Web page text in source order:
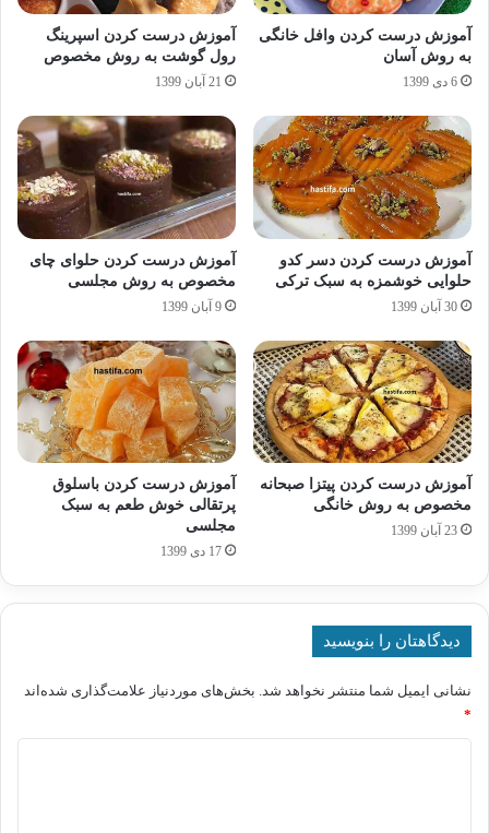
آموزش درست کردن وافل خانگی
به روش آسان
6 دی 1399
آموزش درست کردن اسپرینگ
رول گوشت به روش مخصوص
21 آبان 1399
آموزش درست کردن دسر کدو
حلوایی خوشمزه به سبک ترکی
30 آبان 1399
آموزش درست کردن حلوای چای
مخصوص به روش مجلسی
9 آبان 1399
آموزش درست کردن پیتزا صبحانه
مخصوص به روش خانگی
23 آبان 1399
آموزش درست کردن باسلوق
پرتقالی خوش طعم به سبک
مجلسی
17 دی 1399
دیدگاهتان را بنویسید
نشانی ایمیل شما منتشر نخواهد شد. بخش‌های موردنیاز علامت‌گذاری شده‌اند
*